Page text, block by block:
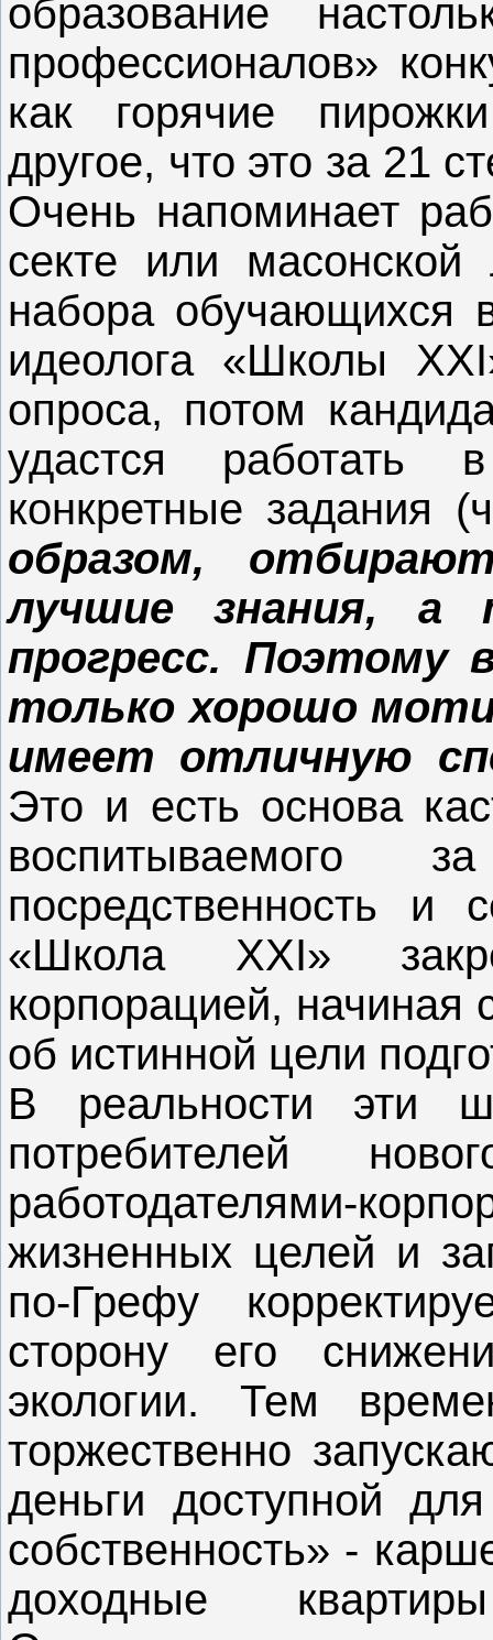
образование
профессионалов»
как горячие
другое, что это за 21
Очень напоминает
секте или
набора обучающихся
идеолога «Школы
опроса, потом
удастся работать
конкретные задания
образом,
лучшие знания,
прогресс. Поэтому
только хорошо
имеет отличную
Это и есть основа
посредственность
«Школа XXI»
корпорацией, начиная
об истинной цели
В реальности эти
потребителей
работодателями-
жизненных целей и
по-Грефу
сторону его
экологии. Тем
торжественно
деньги доступной
собственность» -
доходные